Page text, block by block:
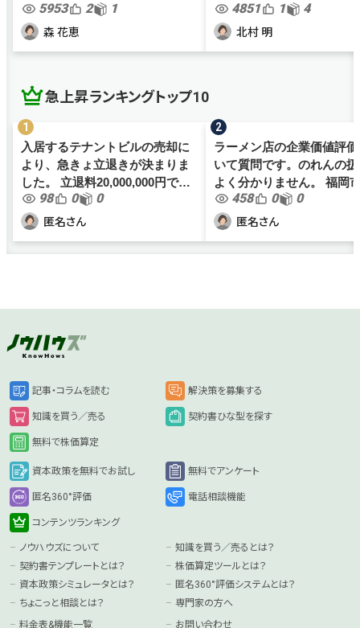
勤労意欲が全くなく、業務効率
が非常に悪い社員がおります。
5953 2 1
森 花恵
が、働き方改革関連法案
色々と社内規程を見直す
4851 1 4
北村 明
急上昇ランキングトップ10
入居するテナントビルの売却に
より、急きょ立退きが決まりま
した。 立退料20,000,000円で間
も無く契約となりますが、当社
の規模においては大金の為、正
98 0 0
匿名さん
ラーメン店の企業価値評
いて質問です。のれんの
よく分かりません。 福岡市内で
ラーメン店を1店舗経営し
す（個人事業主）。年商
1名、アルバイト4名です
458 0 0
匿名さん
記事・コラムを読む 解決策を募集する
知識を買う／売る 契約書ひな型を探す
無料で株価算定
資本政策を無料でお試し 無料でアンケート
匿名360°評価 電話相談機能
コンテンツランキング
ノウハウズについて
知識を買う／売るとは？
契約書テンプレートとは？
株価算定ツールとは？
資本政策シミュレータとは？
匿名360°評価システムとは？
ちょこっと相談とは？
専門家の方へ
料金表&機能一覧
お問い合わせ